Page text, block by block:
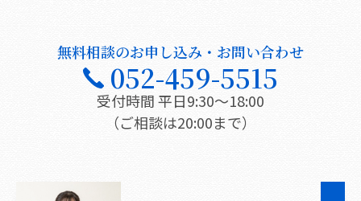
無料相談のお申し込み・お問い合わせ
052-459-5515
受付時間 平日9:30〜18:00
（ご相談は20:00まで）